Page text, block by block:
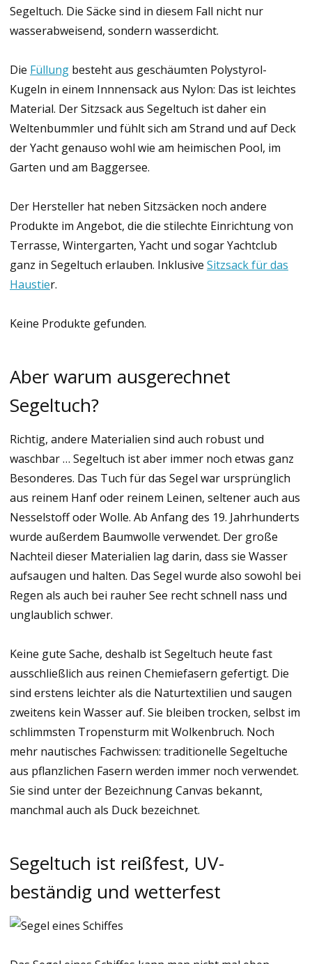
Segeltuch. Die Säcke sind in diesem Fall nicht nur
wasserabweisend, sondern wasserdicht.
Die Füllung besteht aus geschäumten Polystyrol-
Kugeln in einem Innnensack aus Nylon: Das ist leichtes
Material. Der Sitzsack aus Segeltuch ist daher ein
Weltenbummler und fühlt sich am Strand und auf Deck
der Yacht genauso wohl wie am heimischen Pool, im
Garten und am Baggersee.
Der Hersteller hat neben Sitzsäcken noch andere
Produkte im Angebot, die die stilechte Einrichtung von
Terrasse, Wintergarten, Yacht und sogar Yachtclub
ganz in Segeltuch erlauben. Inklusive Sitzsack für das
Haustier.
Keine Produkte gefunden.
Aber warum ausgerechnet
Segeltuch?
Richtig, andere Materialien sind auch robust und
waschbar … Segeltuch ist aber immer noch etwas ganz
Besonderes. Das Tuch für das Segel war ursprünglich
aus reinem Hanf oder reinem Leinen, seltener auch aus
Nesselstoff oder Wolle. Ab Anfang des 19. Jahrhunderts
wurde außerdem Baumwolle verwendet. Der große
Nachteil dieser Materialien lag darin, dass sie Wasser
aufsaugen und halten. Das Segel wurde also sowohl bei
Regen als auch bei rauher See recht schnell nass und
unglaublich schwer.
Keine gute Sache, deshalb ist Segeltuch heute fast
ausschließlich aus reinen Chemiefasern gefertigt. Die
sind erstens leichter als die Naturtextilien und saugen
zweitens kein Wasser auf. Sie bleiben trocken, selbst im
schlimmsten Tropensturm mit Wolkenbruch. Noch
mehr nautisches Fachwissen: traditionelle Segeltuche
aus pflanzlichen Fasern werden immer noch verwendet.
Sie sind unter der Bezeichnung Canvas bekannt,
manchmal auch als Duck bezeichnet.
Segeltuch ist reißfest, UV-
beständig und wetterfest